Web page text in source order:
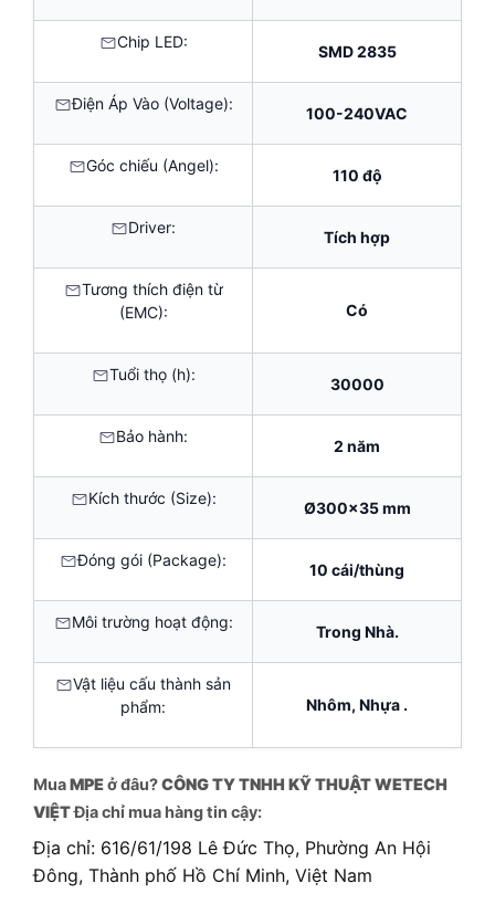
Chip LED:
SMD 2835
Điện Áp Vào (Voltage):
100-240VAC
Góc chiếu (Angel):
110 độ
Driver:
Tích hợp
Tương thích điện từ
(EMC):
Có
Tuổi thọ (h):
30000
Bảo hành:
2 năm
Kích thước (Size):
Ø300×35 mm
Đóng gói (Package):
10 cái/thùng
Môi trường hoạt động:
Trong Nhà.
Vật liệu cấu thành sản
phẩm:
Nhôm, Nhựa .
MuaMPEở đâu?CÔNG TY TNHH KỸ THUẬT WETECH
VIỆTĐịa chỉ mua hàng tin cậy:
Địa chỉ: 616/61/198 Lê Đức Thọ, Phường An Hội
Đông, Thành phố Hồ Chí Minh, Việt Nam